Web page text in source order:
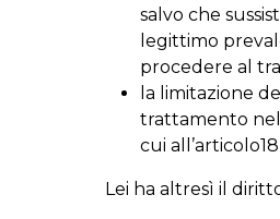
salvo che
legittimo
procedere al
la limitazione del
trattamento
cui
Lei ha altresì il